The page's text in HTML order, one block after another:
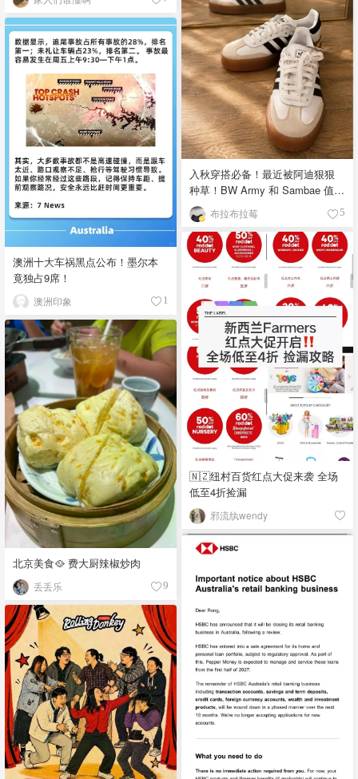
入秋穿搭必备！最近被阿迪狠狠
种草！BW Army 和 Sambae 值得
拥有！布拉布拉莓 5
澳洲十大车祸黑点公布！墨尔本
竟独占9席！
澳洲印象 1
🇳🇿纽村百货红点大促来袭 全场
低至4折捡漏
邪流纨wendy
北京美食🥘 费大厨辣椒炒肉
丢丢乐 9